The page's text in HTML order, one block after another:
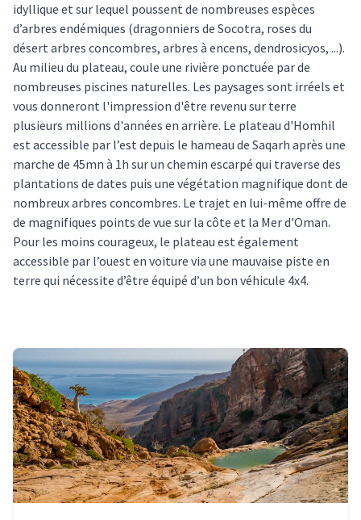
idyllique et sur lequel poussent de nombreuses espèces
d’arbres endémiques (dragonniers de Socotra, roses du
désert arbres concombres, arbres à encens, dendrosicyos, ...).
Au milieu du plateau, coule une rivière ponctuée par de
nombreuses piscines naturelles. Les paysages sont irréels et
vous donneront l'impression d'être revenu sur terre
plusieurs millions d'années en arrière. Le plateau d'Homhil
est accessible par l’est depuis le hameau de Saqarh après une
marche de 45mn à 1h sur un chemin escarpé qui traverse des
plantations de dates puis une végétation magnifique dont de
nombreux arbres concombres. Le trajet en lui-même offre de
de magnifiques points de vue sur la côte et la Mer d'Oman.
Pour les moins courageux, le plateau est également
accessible par l’ouest en voiture via une mauvaise piste en
terre qui nécessite d’être équipé d’un bon véhicule 4x4.